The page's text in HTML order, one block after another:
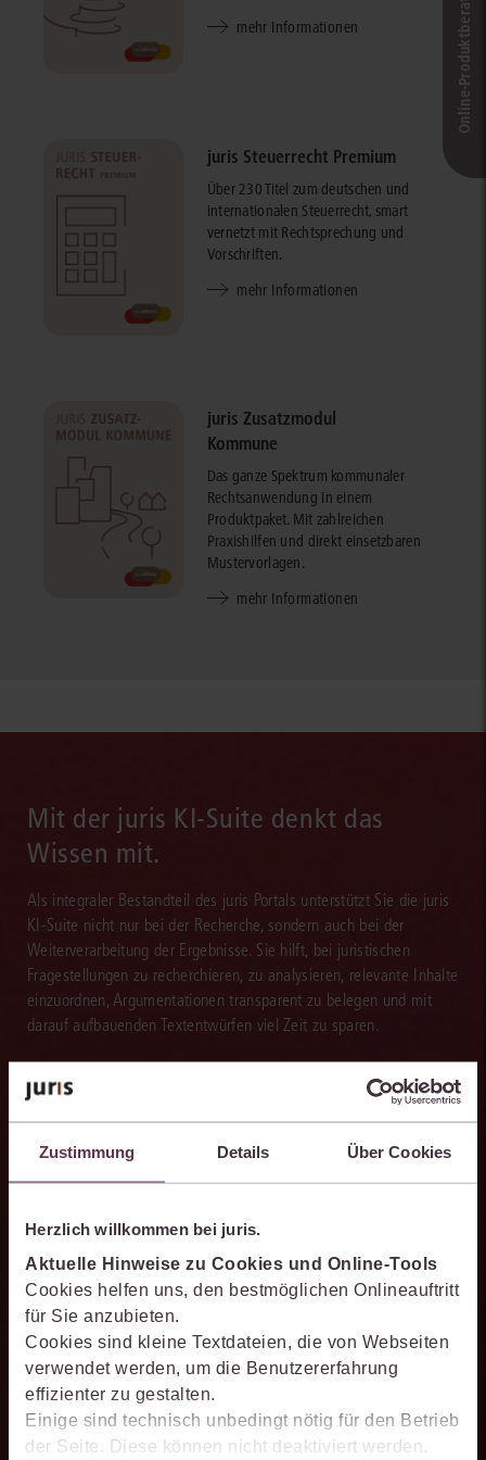
Zustimmung Details Über Cookies
Herzlich willkommen bei juris.
Aktuelle Hinweise zu Cookies und Online-Tools
Cookies helfen uns, den bestmöglichen Onlineauftritt
für Sie anzubieten.
Cookies sind kleine Textdateien, die von Webseiten
verwendet werden, um die Benutzererfahrung
effizienter zu gestalten.
Einige sind technisch unbedingt nötig für den Betrieb
der Seite. Diese können nicht deaktiviert werden.
mehr Informationen
juris Steuerrecht Premium
Über 230 Titel zum deutschen und
internationalen Steuerrecht, smart
vernetzt mit Rechtsprechung und
Vorschriften.
mehr Informationen
juris Zusatzmodul
Kommune
Das ganze Spektrum kommunaler
Rechtsanwendung in einem
Produktpaket. Mit zahlreichen
Praxishilfen und direkt einsetzbaren
Mustervorlagen.
mehr Informationen
Mit der juris KI-Suite denkt das
Wissen mit.
Als integraler Bestandteil des juris Portals unterstützt Sie die juris
KI-Suite nicht nur bei der Recherche, sondern auch bei der
Weiterverarbeitung der Ergebnisse. Sie hilft, bei juristischen
Fragestellungen zu recherchieren, zu analysieren, relevante Inhalte
einzuordnen, Argumentationen transparent zu belegen und mit
darauf aufbauenden Textentwürfen viel Zeit zu sparen.
Effizienter recherchieren
Die juris KI-Suite ermöglicht Ihnen, nach ganzen Sachverhalten
relevante Inhalte schneller und erhalten Ergebnisse, mit denen
Sie direkt weiterarbeiten können.
Ergebnisse sicher belegen
Die juris KI-Suite belegt ihre Ergebnisse mit nachvollziehbaren,
Online-Produkt­berater